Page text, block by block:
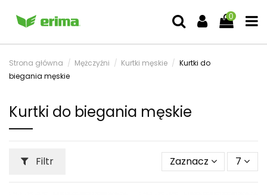
0
Strona główna Mężczyźni Kurtki męskie
Kurtki do
biegania męskie
Kurtki do biegania męskie
Filtr Zaznacz 7